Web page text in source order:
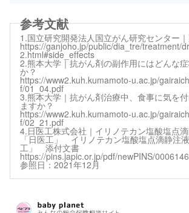
1.国立研究開発法人国立がん研究センター
https://ganjoho.jp/public/dia_tre/treatment/
2.html#side_effects
2.熊本大学｜抗がん剤の副作用にはどんな
か？
https://www2.kuh.kumamoto-u.ac.jp/
f/01_04.pdf
3.熊本大学｜抗がん剤治療中、食事に気を
ますか？
https://www2.kuh.kumamoto-u.ac.jp/
f/02_21.pdf
4.日医工株式会社｜イリノテカン塩酸塩点
「日医工」 イリノテカン塩酸塩点滴静注
工」 添付文書
https://pins.japic.or.jp/pdf/newPINS/
参照日：2021年12月